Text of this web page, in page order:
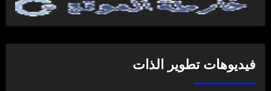
فيديوهات تطوير الذات